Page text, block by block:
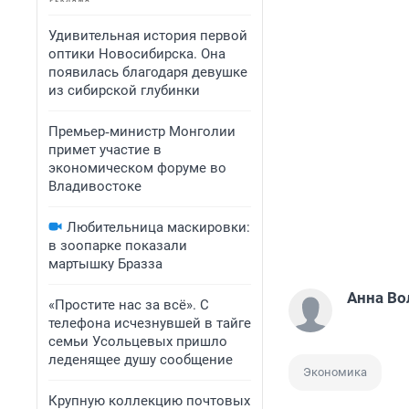
Удивительная история первой
оптики Новосибирска. Она
появилась благодаря девушке
из сибирской глубинки
Премьер‑министр Монголии
примет участие в
экономическом форуме во
Владивостоке
Любительница маскировки:
в зоопарке показали
мартышку Бразза
«Простите нас за всё». С
телефона исчезнувшей в тайге
семьи Усольцевых пришло
леденящее душу сообщение
Крупную коллекцию почтовых
Анна
Экономика